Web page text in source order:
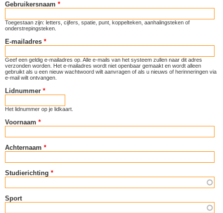
Gebruikersnaam *
Toegestaan zijn: letters, cijfers, spatie, punt, koppelteken, aanhalingsteken of
onderstrepingsteken.
E-mailadres *
Geef een geldig e-mailadres op. Alle e-mails van het systeem zullen naar dit adres
verzonden worden. Het e-mailadres wordt niet openbaar gemaakt en wordt alleen
gebruikt als u een nieuw wachtwoord wilt aanvragen of als u nieuws of herinneringen via
e-mail wilt ontvangen.
Lidnummer *
Het lidnummer op je lidkaart.
Voornaam *
Achternaam *
Studierichting *
Sport